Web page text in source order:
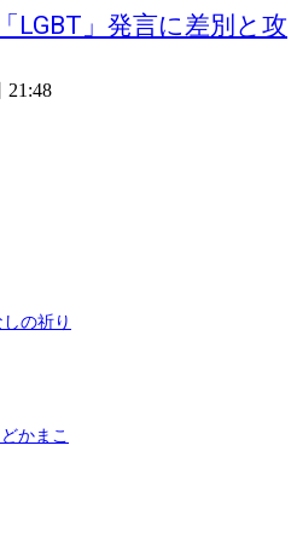
LGBT」発言に差別と攻
21:48
の祈り
かまこ